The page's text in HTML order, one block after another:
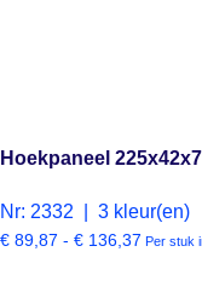
Hoekpaneel
Nr: 2332 | 3 kleur(en)
€ 89,87 - € 136,37 Per stuk